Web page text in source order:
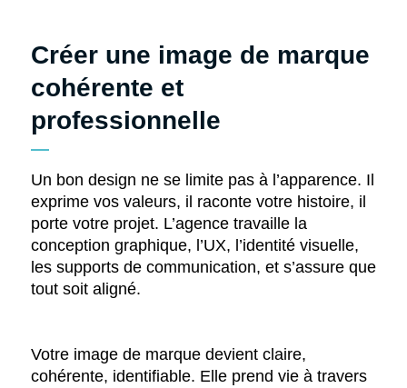
Créer une image de marque
cohérente et
professionnelle
Un bon design ne se limite pas à l’apparence. Il
exprime vos valeurs, il raconte votre histoire, il
porte votre projet. L’agence travaille la
conception graphique, l’UX, l’identité visuelle,
les supports de communication, et s’assure que
tout soit aligné.
Votre image de marque devient claire,
cohérente, identifiable. Elle prend vie à travers